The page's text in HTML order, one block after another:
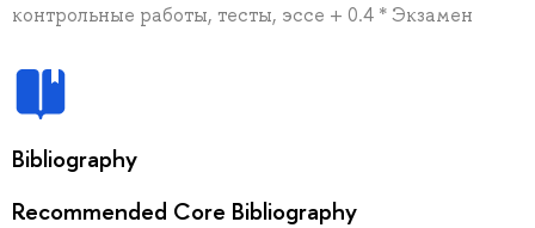
контрольные работы, тесты, эссе + 0.4 * Экзамен
Bibliography
Recommended Core Bibliography